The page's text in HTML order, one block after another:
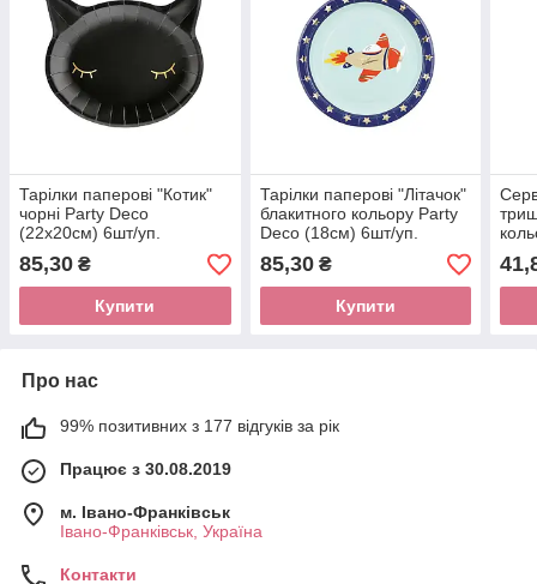
Тарілки паперові "Котик"
чорні Party Deco
(22х20см) 6шт/уп.
85,30 ₴
Купити
Тарілки паперові "Літачок"
блакитного кольору Party
Deco (18см) 6шт/уп.
85,30₴
Купити
в уп.
Про нас
99% позитивних з 177 відгуків за рік
Працює з 30.08.2019
м. Івано-Франківськ
Івано-Франківськ, Україна
Контакти